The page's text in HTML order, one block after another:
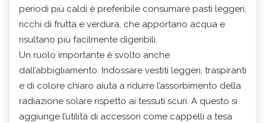
periodi più caldi è preferibile consumare pasti leggeri,
ricchi di frutta e verdura, che apportano acqua e
risultano più facilmente digeribili.
Un ruolo importante è svolto anche
dall’abbigliamento. Indossare vestiti leggeri, traspiranti
e di colore chiaro aiuta a ridurre l’assorbimento della
radiazione solare rispetto ai tessuti scuri. A questo si
aggiunge l’utilità di accessori come cappelli a tesa